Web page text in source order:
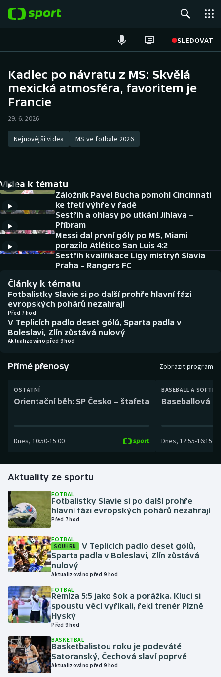
SLEDOVAT
Hokej
Atletika
DALŠÍ SPORTY
Americký fotbal
Baseball a softbal
Basketbal
Boby a skeleton
Box
Dostihy
Florbal
Golf
Gymnastika
Házená
Jezdectví
Judo
Krasobruslení
Lezení
Lyže a snowboard
Motorsport
NEPŘEHLÉDNĚTE
Soutěže
Historické návraty
AZ kvíz
Kadlec po návratu z MS: Skvělá
mexická atmosféra, favoritem je
Francie
29. 6. 2026
Nejnovější videa MS ve fotbale 2026
Videa k tématu
Záložník Pavel Bucha pomohl Cincinnati
ke třetí výhře v řadě
Sestřih a ohlasy po utkání Jihlava –
Příbram
Messi dal první góly po MS, Miami
porazilo Atlético San Luis 4:2
Sestřih kvalifikace Ligy mistryň Slavia
Praha – Rangers FC
Články k tématu
Fotbalistky Slavie si po další prohře hlavní fázi
evropských pohárů nezahrají
Před 7 hod
V Teplicích padlo deset gólů, Sparta padla v
Boleslavi, Zlín zůstává nulový
Aktualizováno před 9 hod
Přímé přenosy Zobrazit program
OSTATNÍ
Orientační běh: SP Česko – štafeta
Dnes, 10:50-15:00
BASEBALL A
Baseballová
Dnes, 12:55-16:15
Aktuality ze sportu
FOTBAL
Fotbalistky Slavie si po další prohře
hlavní fázi evropských pohárů nezahrají
Před 7 hod
FOTBAL
SOUHRN
V Teplicích padlo deset gólů,
Sparta padla v Boleslavi, Zlín zůstává
nulový
Aktualizováno před 9 hod
FOTBAL
Remíza 5:5 jako šok a porážka. Kluci si
spoustu věcí vyříkali, řekl trenér Plzně
Hyský
Před 9 hod
BASKETBAL
Basketbalistou roku je podeváté
Satoranský, Čechová slaví poprvé
Aktualizováno před 9 hod